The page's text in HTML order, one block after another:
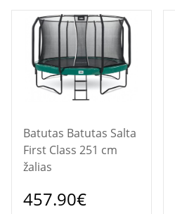
Batutas Batutas Salta
First Class 251 cm
žalias
457.90€